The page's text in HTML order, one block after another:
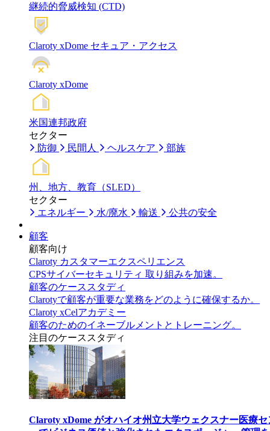
継続的脅威検知 (CTD)
Claroty xDome セキュア・アクセス
Claroty xDome
米国連邦政府
セクター
防御
民間人 ヘルスケア 部族
州、地方、教育（SLED）
セクター
エネルギー
水/廃水 輸送 公共の安全
顧客
顧客向け
Claroty カスタマーエクスペリエンス
CPSサイバーセキュリティ 取り組みを加速。
顧客のケーススタディ
Clarotyで顧客が重要な業務をどのように確保するか。
Claroty xCelアカデミー
顧客のためのイネーブルメントとトレーニング。
注目のケーススタディ
Claroty xDome がオハイオ州立大学ウェクスナー医療セ